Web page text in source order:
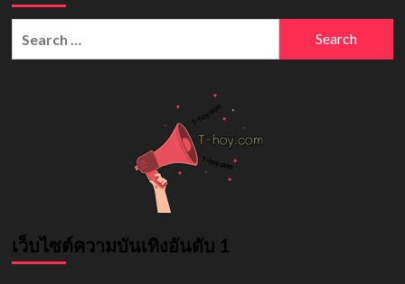
เว็บไซต์ความบันเทิงอันดับ 1